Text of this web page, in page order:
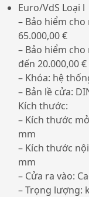
Euro/VdS Loại l
– Bảo hiểm
65.000,00 €
– Bảo hiểm
đến 20.000,00 €
– Khóa: hệ
– Bản lề cửa:
Kích thước:
– Kích thước
mm
– Kích thước
mm
– Cửa ra vào:
– Trọng lượng: